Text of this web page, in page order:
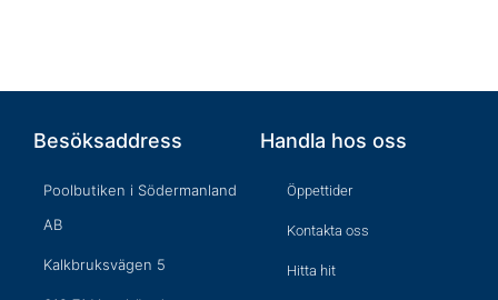
Besöksaddress
Poolbutiken i Södermanland
AB
Kalkbruksvägen 5
Handla hos oss
Öppettider
Kontakta oss
Hitta hit